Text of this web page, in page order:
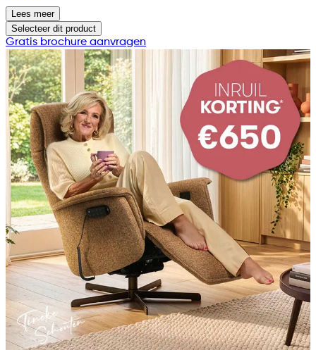
Lees meer
Selecteer dit product
Gratis brochure aanvragen